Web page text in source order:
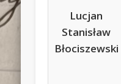
Lucjan
Stanisław
Błociszewski